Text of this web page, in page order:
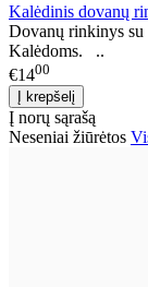
Kalėdinis dovanų
Dovanų rinkinys su
Kalėdoms. ..
€1400
Į norų sąrašą
Neseniai žiūrėtos